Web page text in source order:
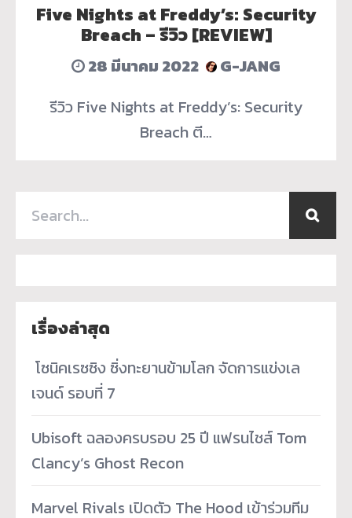
Five Nights at Freddy’s: Security
Breach – รีวิว [REVIEW]
28 มีนาคม 2022
G-JANG
รีวิว Five Nights at Freddy’s: Security
Breach ตี…
เรื่องล่าสุด
­ โซนิคเรซซิง ซิ่งทะยานข้ามโลก จัดการแข่งเล
เจนด์ รอบที่ 7
Ubisoft ฉลองครบรอบ 25 ปี แฟรนไชส์ Tom
Clancy’s Ghost Recon
Marvel Rivals เปิดตัว The Hood เข้าร่วมทีม